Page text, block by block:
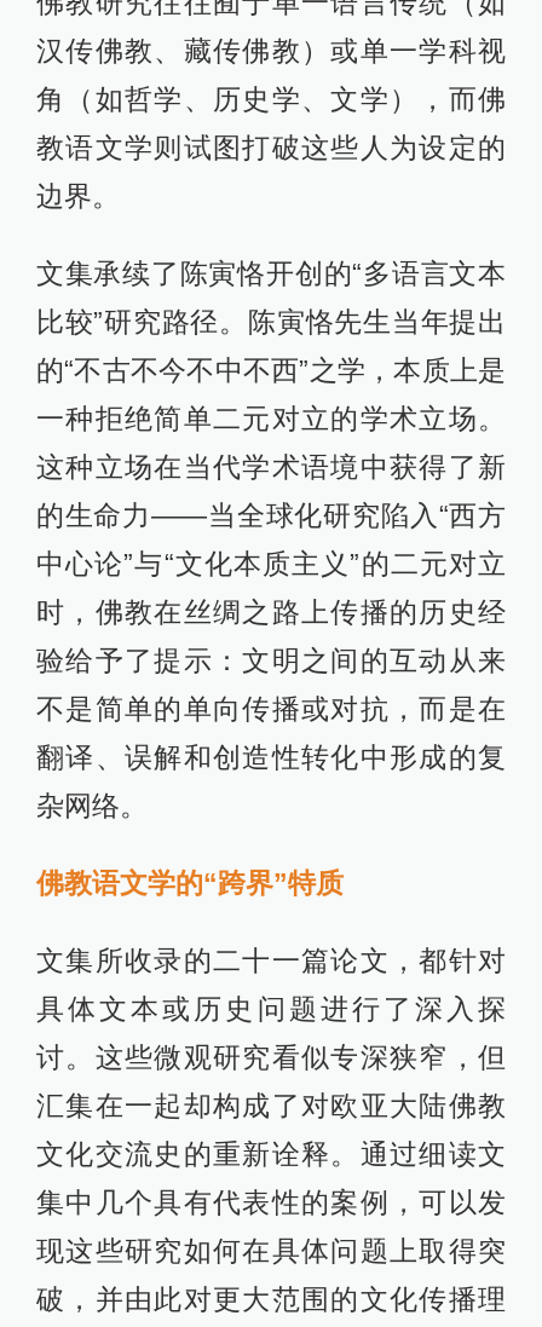
汉传佛教、藏传佛教）或单一学科视
角（如哲学、历史学、文学），而佛
教语文学则试图打破这些人为设定的
边界。
文集承续了陈寅恪开创的“多语言文本
比较”研究路径。陈寅恪先生当年提出
的“不古不今不中不西”之学，本质上是
一种拒绝简单二元对立的学术立场。
这种立场在当代学术语境中获得了新
的生命力——当全球化研究陷入“西方
中心论”与“文化本质主义”的二元对立
时，佛教在丝绸之路上传播的历史经
验给予了提示：文明之间的互动从来
不是简单的单向传播或对抗，而是在
翻译、误解和创造性转化中形成的复
杂网络。
佛教语文学的“跨界”特质
文集所收录的二十一篇论文，都针对
具体文本或历史问题进行了深入探
讨。这些微观研究看似专深狭窄，但
汇集在一起却构成了对欧亚大陆佛教
文化交流史的重新诠释。通过细读文
集中几个具有代表性的案例，可以发
现这些研究如何在具体问题上取得突
破，并由此对更大范围的文化传播理